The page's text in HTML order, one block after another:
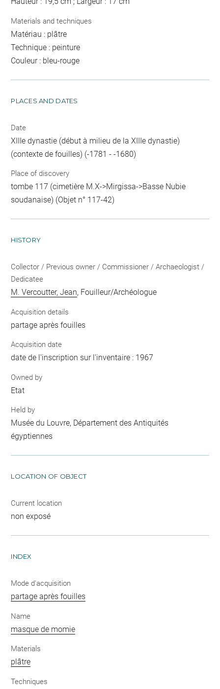
Materials and techniques
Matériau : plâtre
Technique : peinture
Couleur : bleu-rouge
PLACES AND DATES
Date
XIIIe dynastie (début à milieu de la XIIIe dynastie)
(contexte de fouilles) (-1781 - -1680)
Place of discovery
tombe 117 (cimetière M.X->Mirgissa->Basse Nubie
soudanaise) (Objet n° 117-42)
HISTORY
Collector / Previous owner / Commissioner / Archaeologist /
Dedicatee
M. Vercoutter, Jean, Fouilleur/Archéologue
Acquisition details
partage après fouilles
Acquisition date
date de l'inscription sur l'inventaire : 1967
Owned by
Etat
Held by
Musée du Louvre, Département des Antiquités
égyptiennes
LOCATION OF OBJECT
Current location
non exposé
INDEX
Mode d'acquisition
partage après fouilles
Name
masque de momie
Materials
plâtre
Techniques